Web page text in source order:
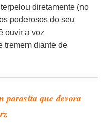
diretamente (no
poderosos do seu
ouvir a voz
tremem diante de
parasita que devora